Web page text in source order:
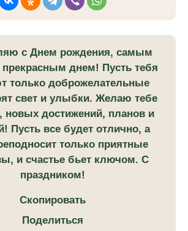
с Днем рождения, самым
днем! Пусть тебя
только доброжелательные
свет и улыбки. Желаю тебе
новых достижений, планов и
Пусть все будет отлично, а
только приятные
и счастье бьет ключом. С
праздником!
Скопировать
Поделиться